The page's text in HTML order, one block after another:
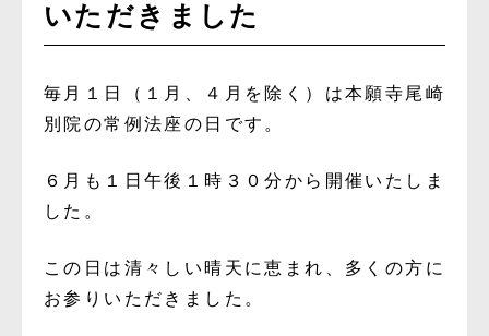
いただきました
毎月１日（１月、４月を除く）は本願寺尾崎
別院の常例法座の日です。
６月も１日午後１時３０分から開催いたしま
した。
この日は清々しい晴天に恵まれ、多くの方に
お参りいただきました。